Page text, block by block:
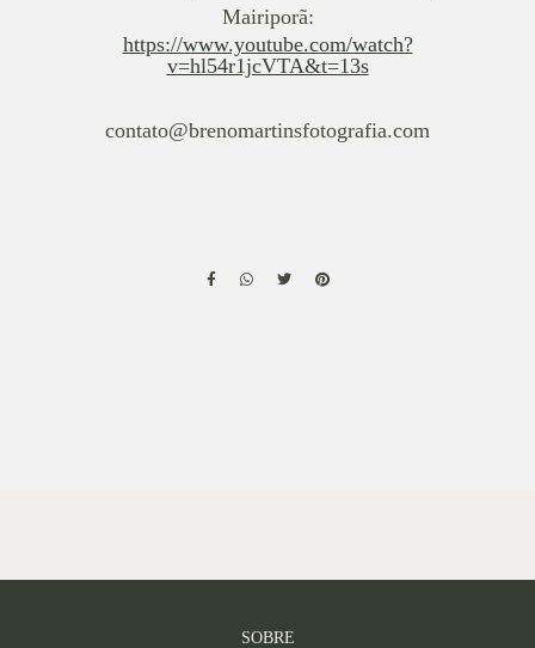
Mairiporã:
https://www.youtube.com/watch?
v=hl54r1jcVTA&t=13s
contato@brenomartinsfotografia.com
SOBRE